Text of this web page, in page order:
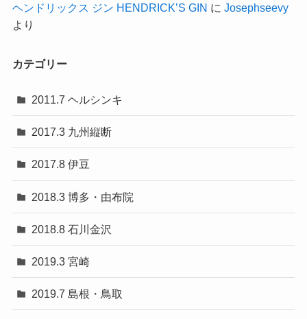
ヘンドリックス ジン HENDRICK’S GIN に Josephseevy
より
カテゴリー
2011.7 ヘルシンキ
2017.3 九州縦断
2017.8 伊豆
2018.3 博多・由布院
2018.8 石川金沢
2019.3 宮崎
2019.7 島根・鳥取